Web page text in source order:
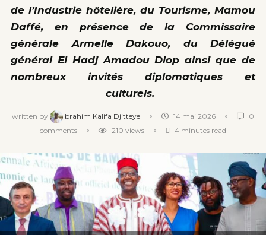
de l’Industrie hôtelière, du Tourisme, Mamou
Daffé, en présence de la Commissaire
générale Armelle Dakouo, du Délégué
général El Hadj Amadou Diop ainsi que de
nombreux invités diplomatiques et
culturels.
written by Ibrahim Kalifa Djitteye 14 mai 2026
0
comments
210 views 4 minutes read